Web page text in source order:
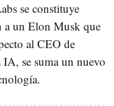
se constituye
a un Elon Musk que
al CEO de
se suma un nuevo